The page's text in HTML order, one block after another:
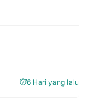
6 Hari yang lalu